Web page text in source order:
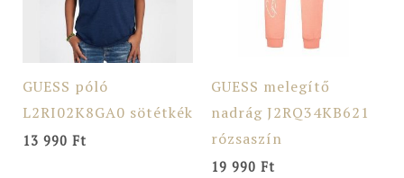
GUESS póló
L2RI02K8GA0 sötétkék
13 990 Ft
GUESS melegítő
nadrág J2RQ34KB621
rózsaszín
19 990 Ft